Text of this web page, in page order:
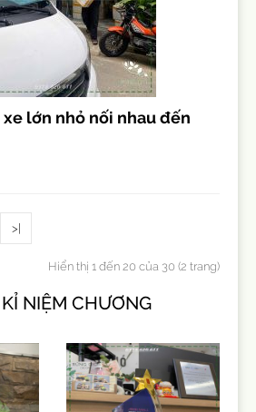
lớn nhỏ nối nhau đến
>|
Hiển thị 1 đến 20 của 30 (2 trang)
NIỆM CHƯƠNG